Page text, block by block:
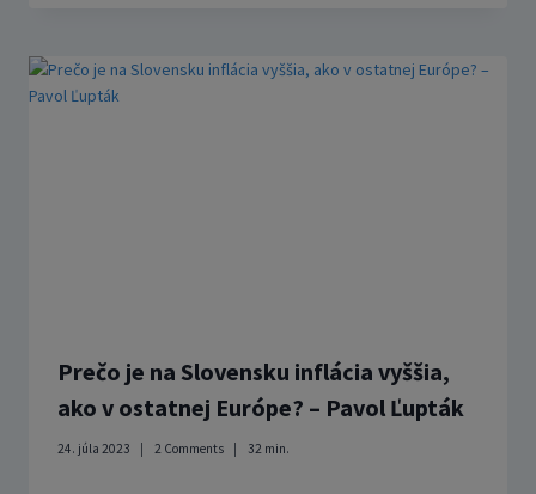
Prečo je na Slovensku inflácia vyššia,
ako v ostatnej Európe? – Pavol Ľupták
24. júla 2023 2 Comments 32 min.